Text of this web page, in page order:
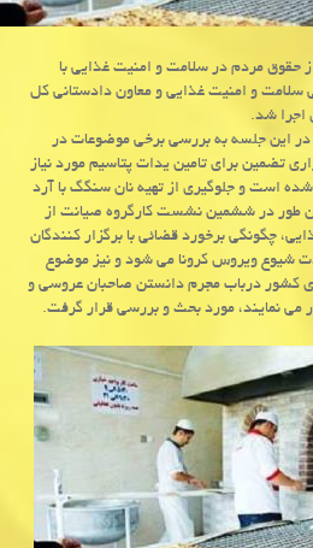
مردم در سلامت و امنیت غذایی با
و امنیت غذایی و معاون دادستانی كل
شد.
این جلسه به بررسی برخی موضوعات در
تضمین برای تامین یدات پتاسیم مورد نیاز
است و جلوگیری از تهیه نان سنگگ با آرد
طور در ششمین نشست کارگروه صیانت از
چگونگی برخورد قضائی با برگزار کنندگان
ویروس کرونا می شود و نیز موضوع
کشور درباب مجرم دانستن صاحبان عروسی و
می نمایند، مورد بحث و بررسی قرار گرفت.